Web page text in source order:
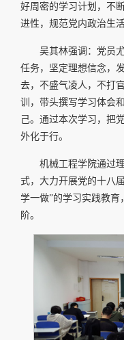
好周密的学习计划，不
进性，规范党内政治生
吴其林强调：党员
任务，坚定理想信念，
去，不盛气凌人，不打
训，带头撰写学习体会
己。通过本次学习，把
外化于行。
机械工程学院通过
式，大力开展党的十八
学一做”的学习实践教
阶。